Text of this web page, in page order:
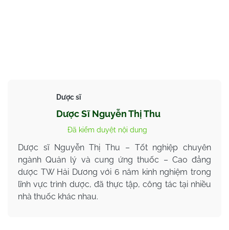
Dược sĩ
Dược Sĩ Nguyễn Thị Thu
Đã kiểm duyệt nội dung
Dược sĩ Nguyễn Thị Thu – Tốt nghiệp chuyên
ngành Quản lý và cung ứng thuốc – Cao đẳng
dược TW Hải Dương với 6 năm kinh nghiệm trong
lĩnh vực trình dược, đã thực tập, công tác tại nhiều
nhà thuốc khác nhau.